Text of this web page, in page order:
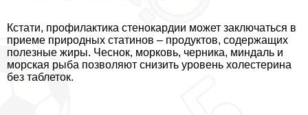
Кстати, профилактика стенокардии может заключаться в
приеме природных статинов – продуктов, содержащих
полезные жиры. Чеснок, морковь, черника, миндаль и
морская рыба позволяют снизить уровень холестерина
без таблеток.